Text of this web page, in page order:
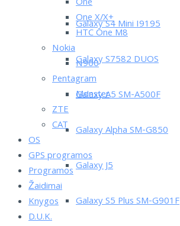
Galaxy S4 Mini I9195
Galaxy S7582 DUOS
Galaxy A5 SM-A500F
Galaxy Alpha SM-G850
Galaxy J5
Galaxy S5 Plus SM-G901F
One X/X+
HTC One M8
Nokia
N900
Pentagram
Monster
ZTE
CAT
OS
GPS programos
Programos
Žaidimai
Knygos
D.U.K.